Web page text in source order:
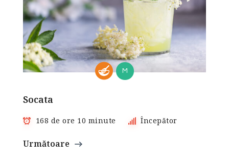
M
Socata
168 de ore 10 minute Începător
Următoare